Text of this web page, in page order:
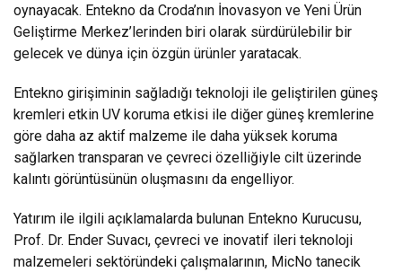
oynayacak. Entekno da Croda’nın İnovasyon ve Yeni Ürün
Geliştirme Merkez’lerinden biri olarak sürdürülebilir bir
gelecek ve dünya için özgün ürünler yaratacak.
Entekno girişiminin sağladığı teknoloji ile geliştirilen güneş
kremleri etkin UV koruma etkisi ile diğer güneş kremlerine
göre daha az aktif malzeme ile daha yüksek koruma
sağlarken transparan ve çevreci özelliğiyle cilt üzerinde
kalıntı görüntüsünün oluşmasını da engelliyor.
Yatırım ile ilgili açıklamalarda bulunan Entekno Kurucusu,
Prof. Dr. Ender Suvacı, çevreci ve inovatif ileri teknoloji
malzemeleri sektöründeki çalışmalarının, MicNo tanecik